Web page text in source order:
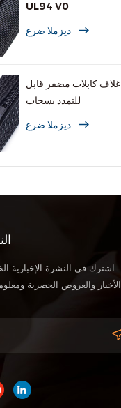
UL94 V0
ديزملا ضرع
غلاف كابلات مضفر قابل
للتمدد بسحاب
ديزملا ضرع
اشترك في النشرة الإخبارية